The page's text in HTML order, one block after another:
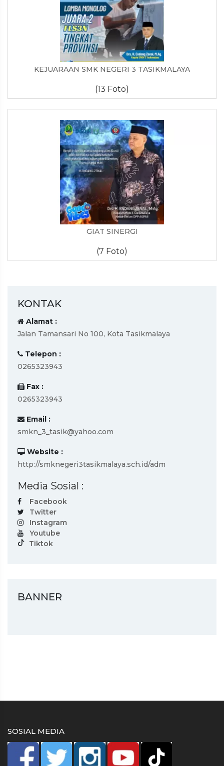
KEJUARAAN SMK NEGERI 3 TASIKMALAYA
(13 Foto)
GIAT SINERGI
(7 Foto)
KONTAK
Alamat :
Jalan Tamansari No 100, Kota Tasikmalaya
Telepon :
0265323943
Fax :
0265323943
Email :
smkn_3_tasik@yahoo.com
Website :
http://smknegeri3tasikmalaya.sch.id/adm
Media Sosial :
Facebook
Twitter
Instagram
Youtube
Tiktok
BANNER
SOSIAL MEDIA